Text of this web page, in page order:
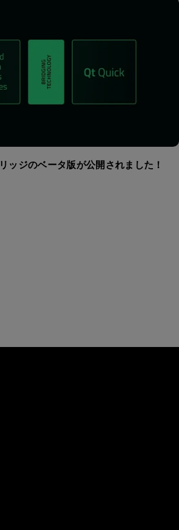
ッジのベータ版が公開されました！